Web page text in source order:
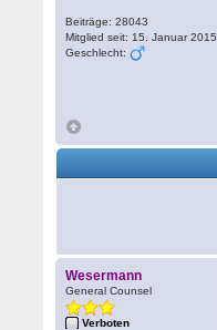
Beiträge: 28043
Mitglied seit: 15. Januar 2015
Geschlecht:
Wesermann
General Counsel
Verboten